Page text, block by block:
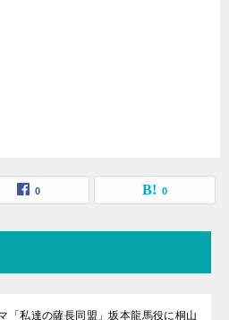
0 0
「私達の薩長同盟」坂本龍馬役に桐山